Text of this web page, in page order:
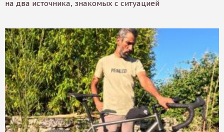
на два источника, знакомых с ситуацией